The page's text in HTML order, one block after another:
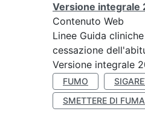
Versione integrale
Contenuto Web
Linee Guida
cessazione
Versione integrale
FUMO
SMETTERE DI